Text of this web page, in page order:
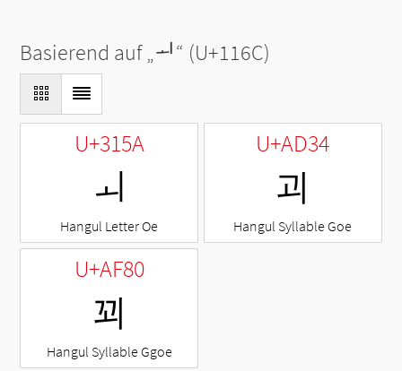
Basierend auf „ᅬ“ (U+116C)
U+315A
ㅚ
Hangul Letter Oe
U+AD34
괴
Hangul Syllable Goe
U+AF80
꾀
Hangul Syllable Ggoe